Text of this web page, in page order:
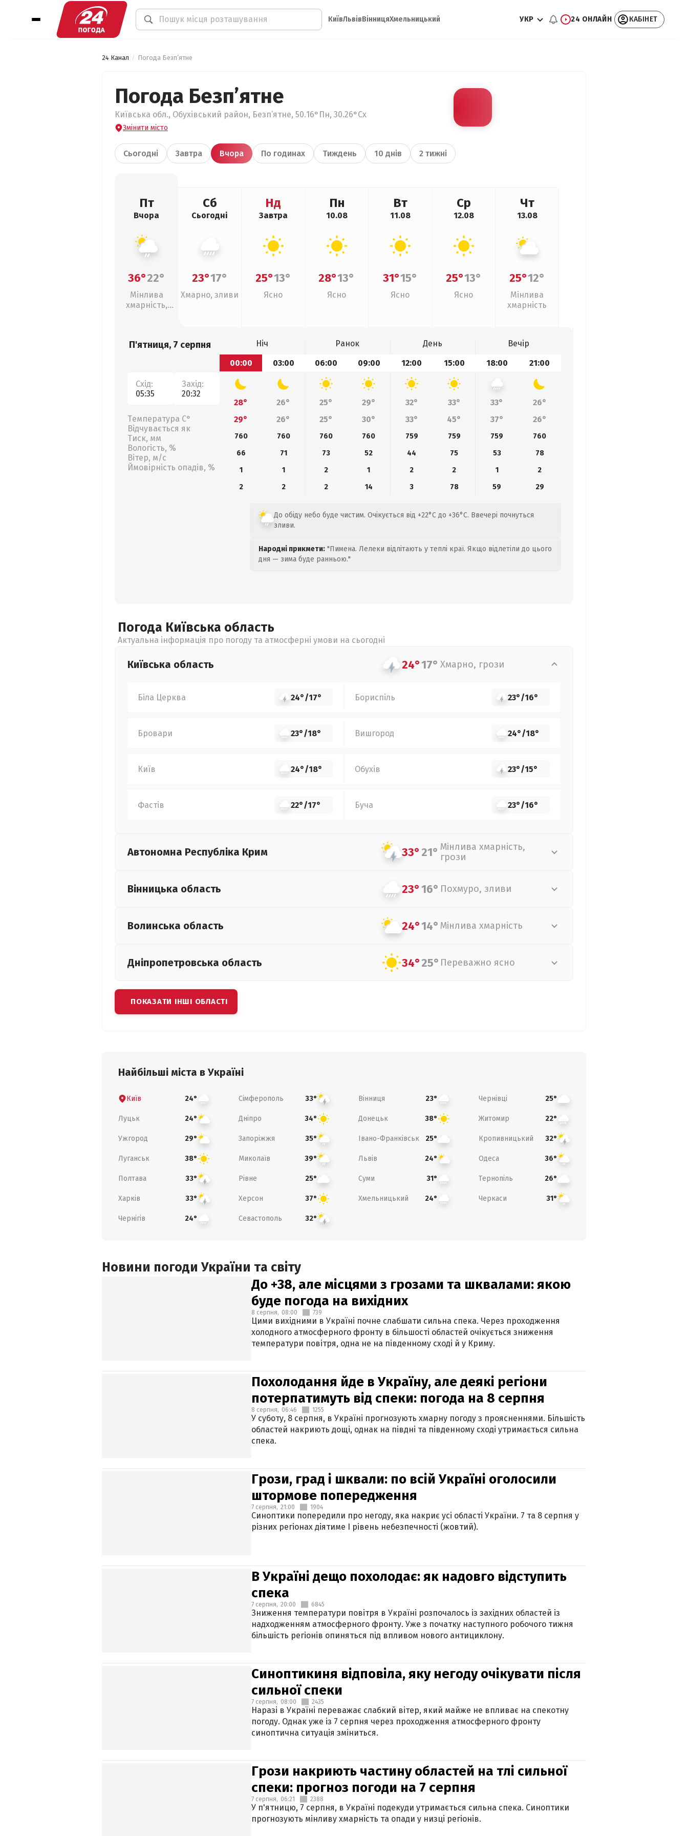
КиївЛьвівВінницяХмельницький УКР 24 ОНЛАЙН КАБІНЕТ
24 Канал Погода Безп’ятне
Погода Безп’ятне
Київська обл., Обухівський район, Безп’ятне, 50.16°Пн, 30.26°Сх
Змінити місто
Сьогодні Завтра Вчора По годинах Тиждень 10 днів 2 тижні
Пт
Вчора
36°22°
Мінлива
хмарність,
Сб
Сьогодні
23°17°
Хмарно, зливи
Нд
Завтра
25°13°
Ясно
Пн
10.08
28°13°
Ясно
Вт
11.08
31°15°
Ясно
Ср
12.08
25°13°
Ясно
Чт
13.08
25°12°
Мінлива
хмарність
П'ятниця, 7 серпня
Схід:
05:35
Захід:
20:32
Температура С°
Відчувається як
Тиск, мм
Вологість, %
Вітер, м/с
Ймовірність опадів, %
Ніч Ранок День
Вечір
00:00
03:00 06:00 09:00 12:00 15:00 18:00 21:00
28° 26° 25° 29° 32° 33° 33°
26°
29°
26° 25° 30° 33° 45° 37° 26°
760 760 760 760 759 759 759
760
66
71 73 52 44 75 53
78
1
1 2 1 2 2 1
2
2
2 2 14 3 78 59 29
До обіду небо буде чистим. Очікується від +22°C до +36°C. Ввечері почнуться
зливи.
Народні прикмети: "Пимена. Лелеки відлітають у теплі краї. Якщо відлетіли до цього
дня — зима буде ранньою."
Погода Київська область
Актуальна інформація про погоду та атмосферні умови на сьогодні
Київська область 24°17° Хмарно, грози
Біла Церква 24°/17° Бориспіль 23°/16°
Бровари 23°/18° Вишгород 24°/18°
Київ 24°/18° Обухів 23°/15°
Фастів 22°/17° Буча 23°/16°
Автономна Республіка Крим 33°21° Мінлива хмарність,
грози
Вінницька область 23°16° Похмуро, зливи
Волинська область 24°14° Мінлива хмарність
Дніпропетровська область 34°25° Переважно ясно
ПОКАЗАТИ ІНШІ ОБЛАСТІ
Найбільші міста в Україні
Київ 24° Сімферополь 33° Вінниця 23° Чернівці 25°
Луцьк 24° Дніпро 34° Донецьк 38° Житомир 22°
Ужгород 29° Запоріжжя 35° Івано-Франківськ 25° Кропивницький 32°
Луганськ 38° Миколаїв 39° Львів 24° Одеса 36°
Полтава 33° Рівне 25° Суми 31° Тернопіль 26°
Харків 33° Херсон 37° Хмельницький 24° Черкаси 31°
Чернігів 24° Севастополь 32°
Новини погоди України та світу
До +38, але місцями з грозами та шквалами: якою
буде погода на вихідних
8 серпня, 08:00 739
Цими вихідними в Україні почне слабшати сильна спека. Через проходження
холодного атмосферного фронту в більшості областей очікується зниження
температури повітря, одна не на південному сході й у Криму.
Похолодання йде в Україну, але деякі регіони
потерпатимуть від спеки: погода на 8 серпня
8 серпня, 06:46 1255
У суботу, 8 серпня, в Україні прогнозують хмарну погоду з проясненнями. Більшість
областей накриють дощі, однак на півдні та південному сході утримається сильна
спека.
Грози, град і шквали: по всій Україні оголосили
штормове попередження
7 серпня, 21:00 1904
Синоптики попередили про негоду, яка накриє усі області України. 7 та 8 серпня у
різних регіонах діятиме І рівень небезпечності (жовтий).
В Україні дещо похолодає: як надовго відступить
спека
7 серпня, 20:00 6845
Зниження температури повітря в Україні розпочалось із західних областей із
надходженням атмосферного фронту. Уже з початку наступного робочого тижня
більшість регіонів опиняться під впливом нового антициклону.
Синоптикиня відповіла, яку негоду очікувати після
сильної спеки
7 серпня, 08:00 2435
Наразі в Україні переважає слабкий вітер, який майже не впливає на спекотну
погоду. Однак уже із 7 серпня через проходження атмосферного фронту
синоптична ситуація зміниться.
Грози накриють частину областей на тлі сильної
спеки: прогноз погоди на 7 серпня
7 серпня, 06:21 2388
У п'ятницю, 7 серпня, в Україні подекуди утримається сильна спека. Синоптики
прогнозують мінливу хмарність та опади у низці регіонів.